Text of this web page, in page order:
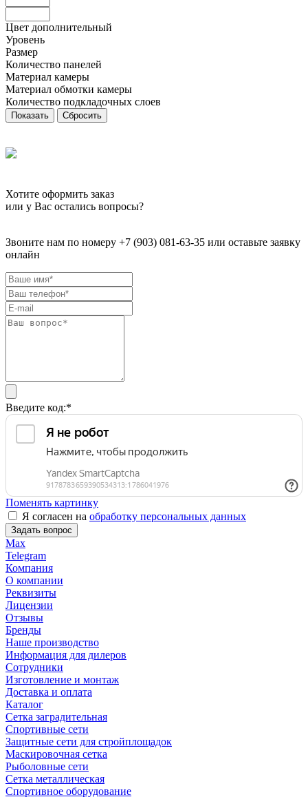
Цвет дополнительный
Уровень
Размер
Количество панелей
Материал камеры
Материал обмотки камеры
Количество подкладочных слоев
Сбросить
Хотите оформить заказ
или у Вас остались вопросы?
Звоните нам по номеру +7 (903) 081-63-35 или оставьте заявку
онлайн
Введите код:*
Поменять картинку
Я согласен на обработку персональных данных
Задать вопрос
Max
Telegram
Компания
О компании
Реквизиты
Лицензии
Отзывы
Бренды
Наше производство
Информация для дилеров
Сотрудники
Изготовление и монтаж
Доставка и оплата
Каталог
Сетка заградительная
Спортивные сети
Защитные сети для стройплощадок
Маскировочная сетка
Рыболовные сети
Сетка металлическая
Спортивное оборудование